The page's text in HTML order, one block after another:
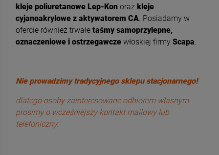
kleje poliuretanowe Lep-Kon oraz kleje
cyjanoakrylowe z aktywatorem CA . Posiadamy w
ofercie również trwałe taśmy samoprzylepne,
oznaczeniowe i ostrzegawcze włoskiej firmy Scapa
Nie prowadzimy tradycyjnego sklepu stacjonarnego!
dlatego osoby zainteresowane odbiorem własnym
prosimy o wcześniejszy kontakt mailowy lub
telefoniczny.